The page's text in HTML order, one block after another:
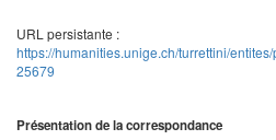
URL persistante :
https://humanities.unige.ch/turrettini/
25679
Présentation de la correspondance